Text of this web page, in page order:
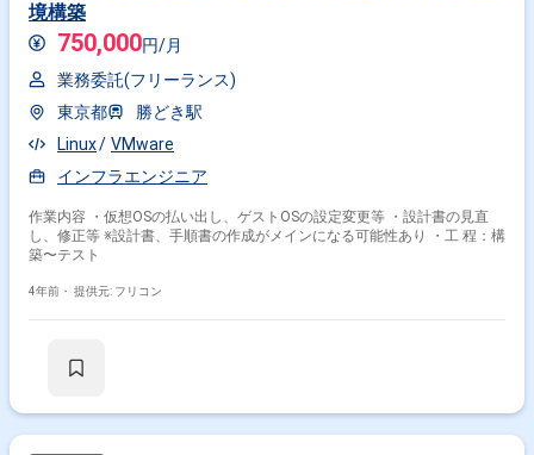
境構築
750,000円/月
業務委託(フリーランス)
東京都
勝どき駅
Linux
VMware
インフラエンジニア
作業内容 ・仮想OSの払い出し、ゲストOSの設定変更等 ・設計書の見直
し、修正等 ※設計書、手順書の作成がメインになる可能性あり ・工 程：構
築〜テスト
4年前・ 提供元: フリコン